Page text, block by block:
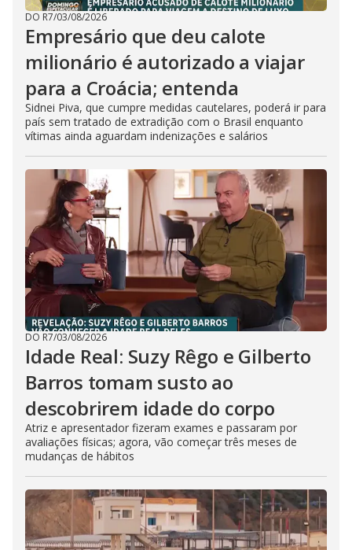
DO R7/03/08/2026
Empresário que deu calote
milionário é autorizado a viajar
para a Croácia; entenda
Sidnei Piva, que cumpre medidas cautelares, poderá ir para
país sem tratado de extradição com o Brasil enquanto
vítimas ainda aguardam indenizações e salários
DO R7/03/08/2026
Idade Real: Suzy Rêgo e Gilberto
Barros tomam susto ao
descobrirem idade do corpo
Atriz e apresentador fizeram exames e passaram por
avaliações físicas; agora, vão começar três meses de
mudanças de hábitos